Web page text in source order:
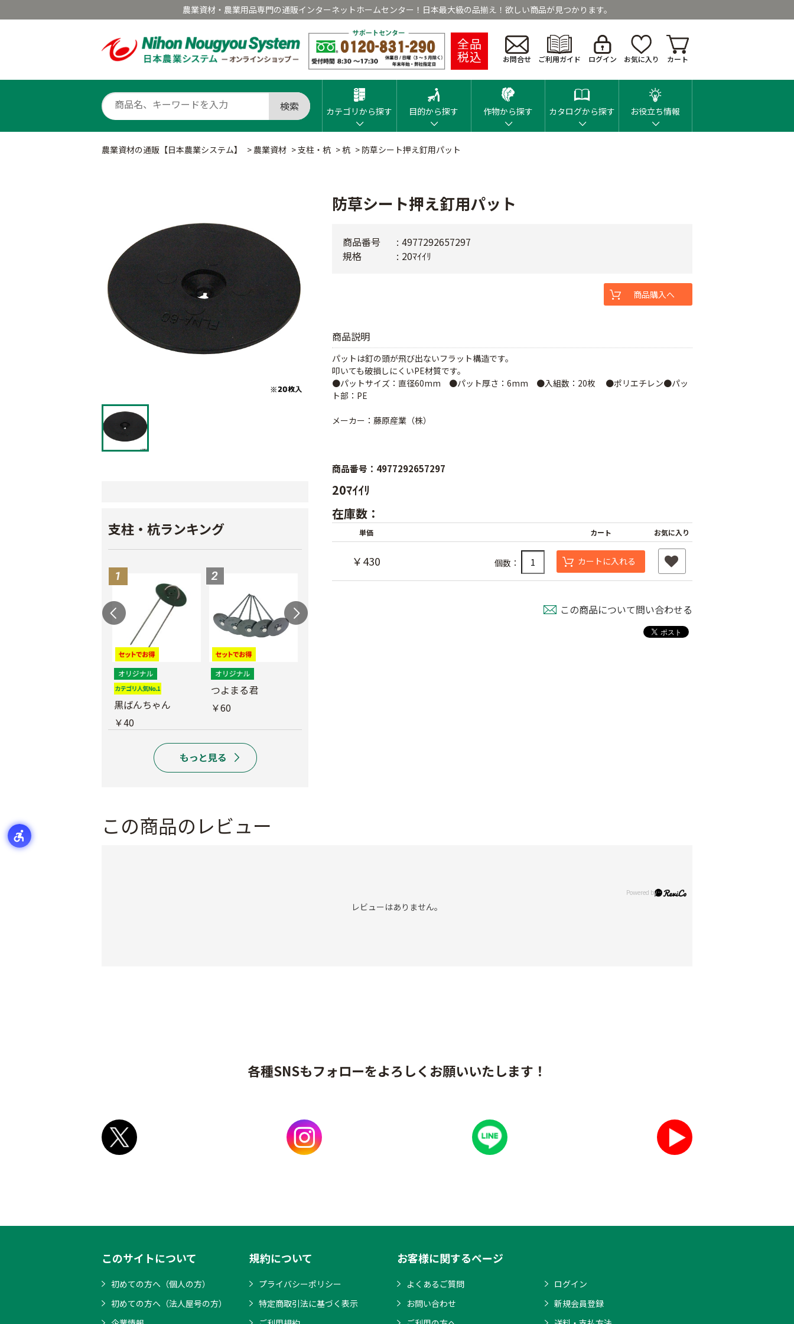
農業資材・農業用品専門の通販インターネットホームセンター！日本最大級の品揃え！欲しい商品が見つかります。
全品
税込 お問合せ ご利用ガイド ログイン お気に入り カート
検索 カテゴリから探す 目的から探す 作物から探す カタログから探す お役立ち情報
農業資材の通販【日本農業システム】 > 農業資材 >支柱・杭 >杭 > 防草シート押え釘用パット
支柱・杭ランキング
黒ばんちゃん
￥40
つよまる君
￥60
防草シート押え釘用パット
商品説明
パットは釘の頭が飛び出ないフラット構造です。
叩いても破損しにくいPE材質です。
●パットサイズ：直径60mm ●パット厚さ：6mm ●入組数：20枚 ●ポリエチレン●パッ
ト部：PE
メーカー：藤原産業（株）
商品番号
4977292657297
規格
20ﾏｲｲﾘ
商品購入へ
商品番号：4977292657297
20ﾏｲｲﾘ
在庫数：
単価 カート お気に入り
￥430 個数： カートに入れる
この商品について問い合わせる
この商品のレビュー
レビューはありません。
各種SNSもフォローをよろしくお願いいたします！
このサイトについて
初めての方へ（個人の方）
初めての方へ（法人屋号の方）
規約について
プライバシーポリシー
特定商取引法に基づく表示
お客様に関するページ
よくあるご質問
お問い合わせ
ログイン
新規会員登録